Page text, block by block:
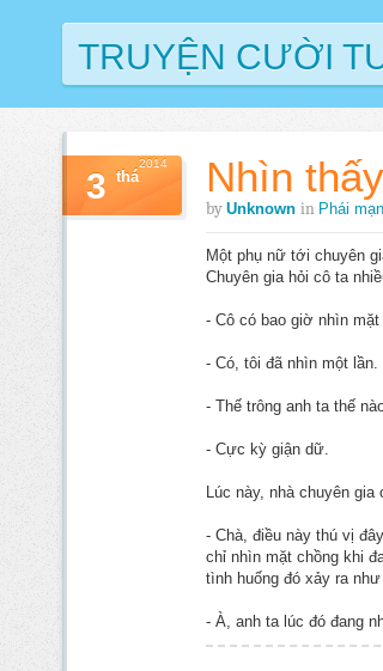
TRUYỆN CƯỜI
Nhìn
by Unknown in Phái
3 thá
2014
Một phụ nữ tới chuyên
Chuyên gia hỏi cô ta
- Cô có bao giờ nhìn
- Có, tôi đã nhìn một lần.
- Thế trông anh ta thế
- Cực kỳ giận dữ.
Lúc này, nhà chuyên
- Chà, điều này thú vị
chỉ nhìn mặt chồng khi
tình huống đó xảy ra
- À, anh ta lúc đó đang